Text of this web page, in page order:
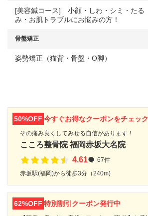
[美容鍼コース] 小顔・しわ・シミ・たる
み・お肌トラブルにお悩みの方！
骨盤矯正
姿勢矯正（猫背・骨盤・O脚）
50%OFF 今すぐお得なクーポンをチェック
その痛み良くしてみせる自信があります！
こころ整骨院 福岡赤坂大名院
4.61
67件
赤坂駅(福岡)から徒歩3分（240m)
62%OFF 特別割引クーポン発行中